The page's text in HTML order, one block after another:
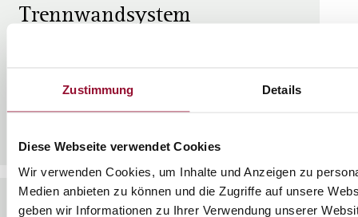
Zustimmung Details
Diese Webseite verwendet Cookies
Wir verwenden Cookies, um Inhalte und Anzeigen zu
Medien anbieten zu können und die Zugriffe auf unsere
geben wir Informationen zu Ihrer Verwendung unserer
Trennwandsystem